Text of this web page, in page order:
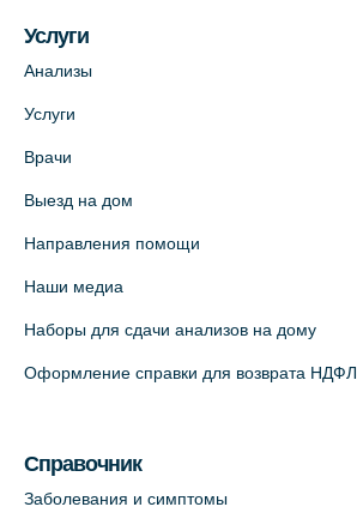
Услуги
Анализы
Услуги
Врачи
Выезд на дом
Направления помощи
Наши медиа
Наборы для сдачи анализов на дому
Оформление справки для возврата НДФЛ
Справочник
Заболевания и симптомы